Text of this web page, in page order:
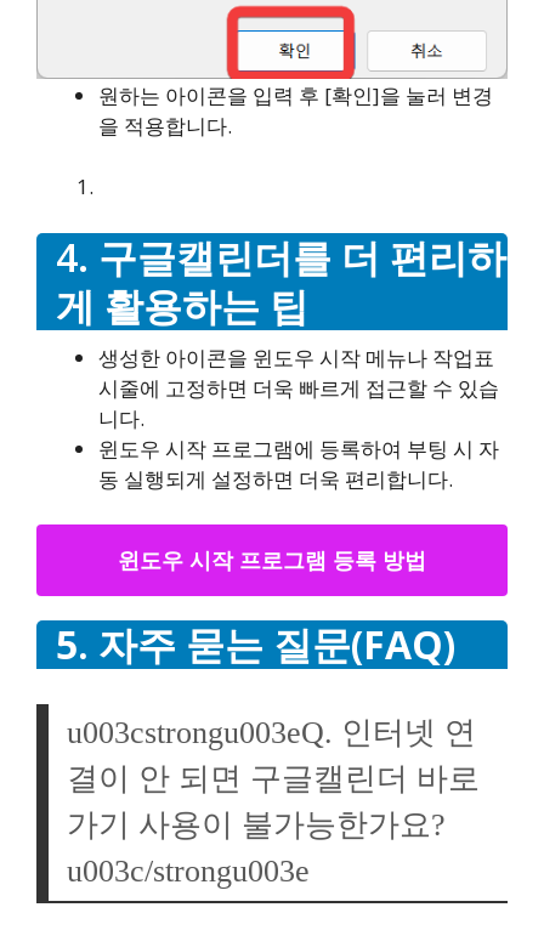
원하는 아이콘을 입력 후 [확인]을 눌러 변경
을 적용합니다.
4. 구글캘린더를 더 편리하
게 활용하는 팁
생성한 아이콘을 윈도우 시작 메뉴나 작업표
시줄에 고정하면 더욱 빠르게 접근할 수 있습
니다.
윈도우 시작 프로그램에 등록하여 부팅 시 자
동 실행되게 설정하면 더욱 편리합니다.
윈도우 시작 프로그램 등록 방법
5. 자주 묻는 질문(FAQ)
u003cstrongu003eQ. 인터넷 연
결이 안 되면 구글캘린더 바로
가기 사용이 불가능한가요?
u003c/strongu003e